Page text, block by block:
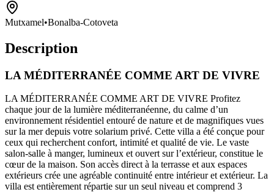
Mutxamel•Bonalba-Cotoveta
Description
LA MÉDITERRANÉE COMME ART DE VIVRE
LA MÉDITERRANÉE COMME ART DE VIVRE Profitez
chaque jour de la lumière méditerranéenne, du calme d’un
environnement résidentiel entouré de nature et de magnifiques vues
sur la mer depuis votre solarium privé. Cette villa a été conçue pour
ceux qui recherchent confort, intimité et qualité de vie. Le vaste
salon-salle à manger, lumineux et ouvert sur l’extérieur, constitue le
cœur de la maison. Son accès direct à la terrasse et aux espaces
extérieurs crée une agréable continuité entre intérieur et extérieur. La
villa est entièrement répartie sur un seul niveau et comprend 3